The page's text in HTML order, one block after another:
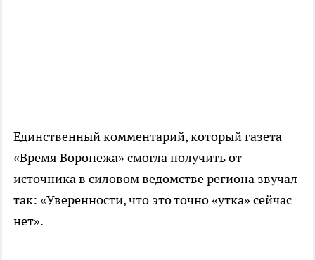
Единственный комментарий, который газета
«Время Воронежа» смогла получить от
источника в силовом ведомстве региона звучал
так: «Уверенности, что это точно «утка» сейчас
нет».